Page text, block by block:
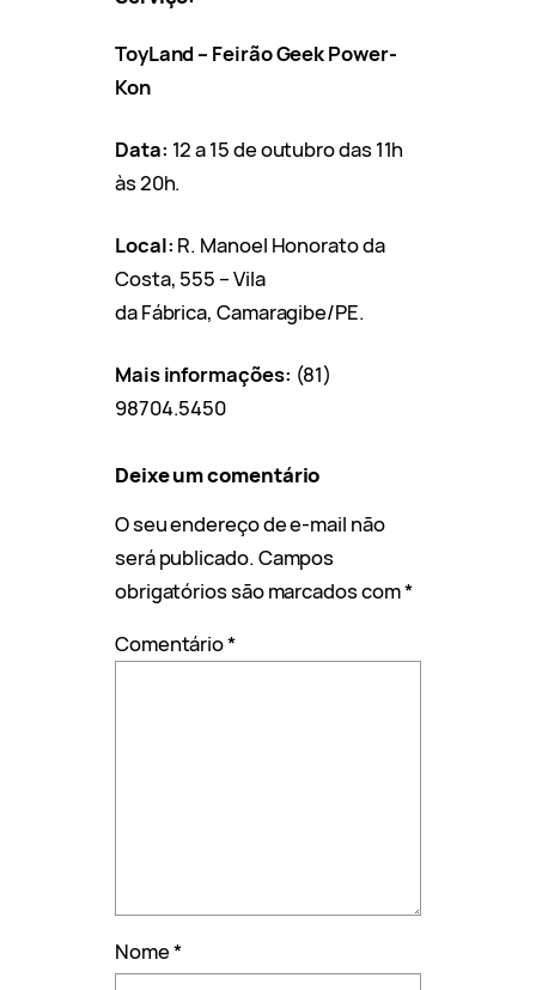
ToyLand – Feirão Geek Power-
Kon
Data: 12 a 15 de outubro das 11h
às 20h.
Local: R. Manoel Honorato da
Costa, 555 – Vila
da Fábrica, Camaragibe/PE.
Mais informações: (81)
98704.5450
Deixe um comentário
O seu endereço de e-mail não
será publicado. Campos
obrigatórios são marcados com*
Comentário*
Nome*